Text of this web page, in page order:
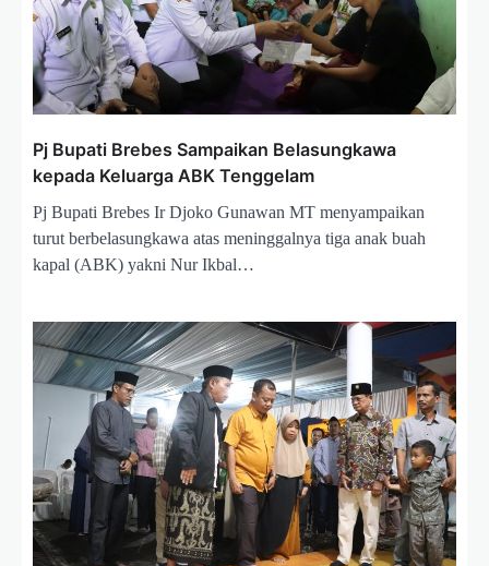
Pj Bupati Brebes Sampaikan Belasungkawa
kepada Keluarga ABK Tenggelam
Pj Bupati Brebes Ir Djoko Gunawan MT menyampaikan
turut berbelasungkawa atas meninggalnya tiga anak buah
kapal (ABK) yakni Nur Ikbal…